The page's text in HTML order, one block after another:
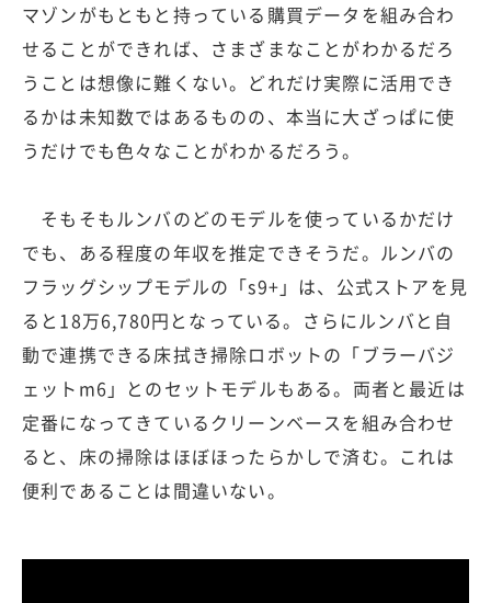
マゾンがもともと持っている購買データを組み合わ
せることができれば、さまざまなことがわかるだろ
うことは想像に難くない。どれだけ実際に活用でき
るかは未知数ではあるものの、本当に大ざっぱに使
うだけでも色々なことがわかるだろう。
そもそもルンバのどのモデルを使っているかだけ
でも、ある程度の年収を推定できそうだ。ルンバの
フラッグシップモデルの「s9+」は、公式ストアを見
ると18万6,780円となっている。さらにルンバと自
動で連携できる床拭き掃除ロボットの「ブラーバジ
ェットm6」とのセットモデルもある。両者と最近は
定番になってきているクリーンベースを組み合わせ
ると、床の掃除はほぼほったらかしで済む。これは
便利であることは間違いない。